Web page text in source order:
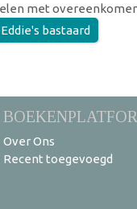
met
Eddie's bastaard
Over Ons
Recent toegevoegd